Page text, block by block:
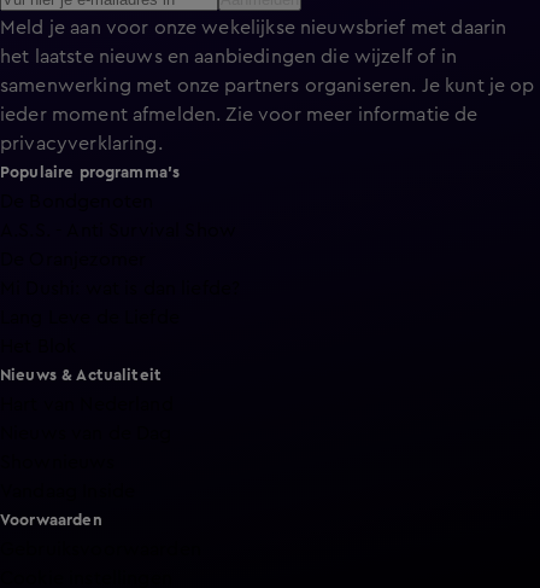
Meld je aan voor onze wekelijkse nieuwsbrief met daarin
het laatste nieuws en aanbiedingen die wijzelf of in
samenwerking met onze partners organiseren. Je kunt je op
ieder moment afmelden. Zie voor meer informatie de
privacyverklaring.
Populaire programma's
Nieuws & Actualiteit
Voorwaarden